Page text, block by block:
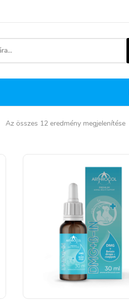
Az összes 12 eredmény megjelenítése